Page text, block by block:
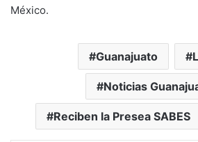
México.
Guanajuato
Noticias
Reciben la Presea SABES